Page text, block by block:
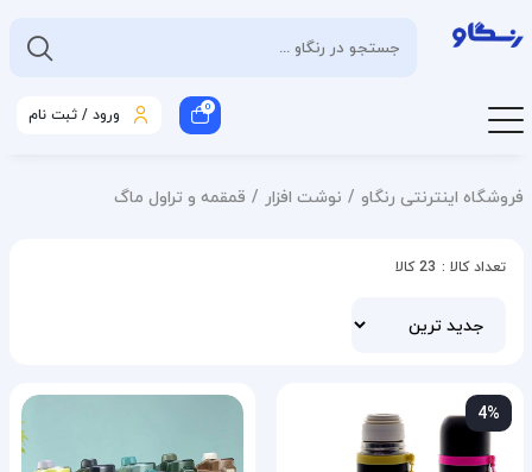
0 ورود / ثبت نام
فروشگاه اینترنتی رنگاو نوشت افزار قمقمه و تراول ماگ
تعداد کالا : 23 کالا
4%